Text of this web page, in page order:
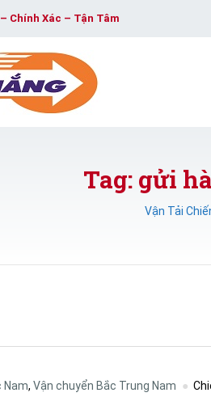
Chính Xác – Tận Tâm
Tag: gửi
Vận Tải
Nam, Vận chuyển Bắc Trung Nam